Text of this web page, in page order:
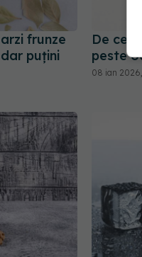
frunze
puțini
De ce
peste
08 ian